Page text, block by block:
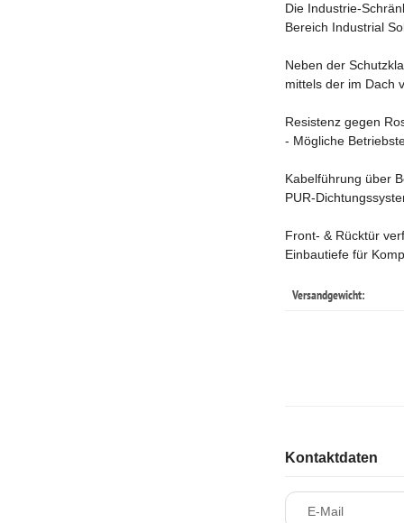
Die Industrie-
Bereich Industrial
Neben der
mittels der im Dach
Resistenz gegen
- Mögliche
Kabelführung über
PUR-
Front- & Rücktür
Einbautiefe für
Versandgewicht:
Kontaktdaten
E-Mail